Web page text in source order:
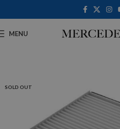
MENU
SOLD OUT